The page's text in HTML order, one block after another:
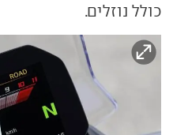
כולל נוזלים.